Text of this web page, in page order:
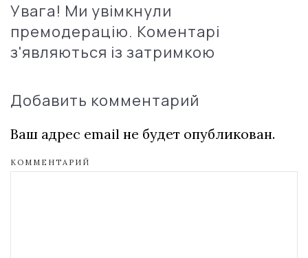
Увага! Ми увімкнули
премодерацію. Коментарі
з'являються із затримкою
Добавить комментарий
Ваш адрес email не будет опубликован.
КОММЕНТАРИЙ